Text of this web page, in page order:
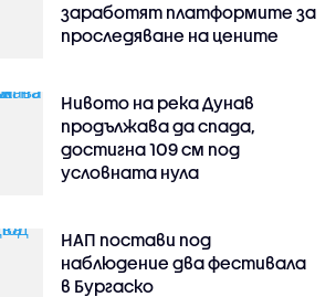
заработят платформите за
проследяване на цените
Нивото на река Дунав
продължава да спада,
достигна 109 см под
условната нула
НАП постави под
наблюдение два фестивала
в Бургаско